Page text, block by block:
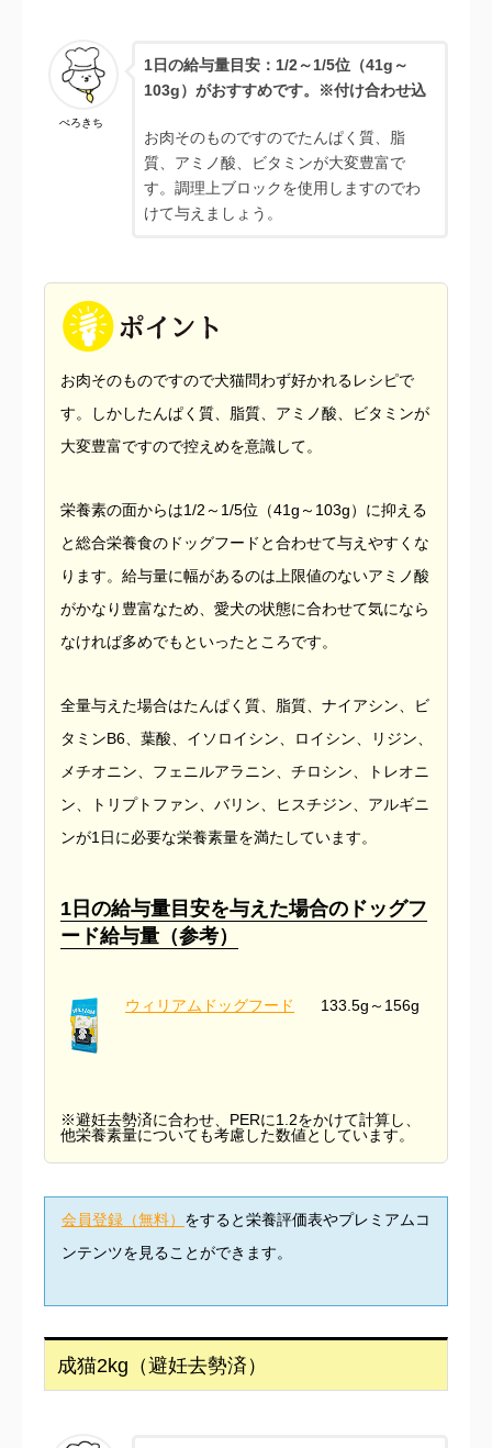
ぺろきち
1日の給与量目安：1/2～1/5位（41g～
103g）がおすすめです。※付け合わせ込
お肉そのものですのでたんぱく質、脂
質、アミノ酸、ビタミンが大変豊富で
す。調理上ブロックを使用しますのでわ
けて与えましょう。
お肉そのものですので犬猫問わず好かれるレシピで
す。しかしたんぱく質、脂質、アミノ酸、ビタミンが
大変豊富ですので控えめを意識して。
栄養素の面からは1/2～1/5位（41g～103g）に抑える
と総合栄養食のドッグフードと合わせて与えやすくな
ります。給与量に幅があるのは上限値のないアミノ酸
がかなり豊富なため、愛犬の状態に合わせて気になら
なければ多めでもといったところです。
全量与えた場合はたんぱく質、脂質、ナイアシン、ビ
タミンB6、葉酸、イソロイシン、ロイシン、リジン、
メチオニン、フェニルアラニン、チロシン、トレオニ
ン、トリプトファン、バリン、ヒスチジン、アルギニ
ンが1日に必要な栄養素量を満たしています。
1日の給与量目安を与えた場合のドッグフ
ード給与量（参考）
ウィリアムドッグフード 133.5g～156g
※避妊去勢済に合わせ、PERに1.2をかけて計算し、
他栄養素量についても考慮した数値としています。
会員登録（無料） をすると栄養評価表やプレミアムコ
ンテンツを見ることができます。
成猫2kg（避妊去勢済）